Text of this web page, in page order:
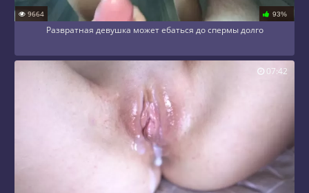
9664 93%
Развратная девушка может ебаться до спермы долго
07:42